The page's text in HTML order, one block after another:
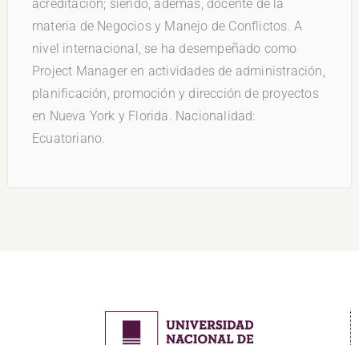
acreditación; siendo, además, docente de la
materia de Negocios y Manejo de Conflictos. A
nivel internacional, se ha desempeñado como
Project Manager en actividades de administración,
planificación, promoción y dirección de proyectos
en Nueva York y Florida. Nacionalidad:
Ecuatoriano.